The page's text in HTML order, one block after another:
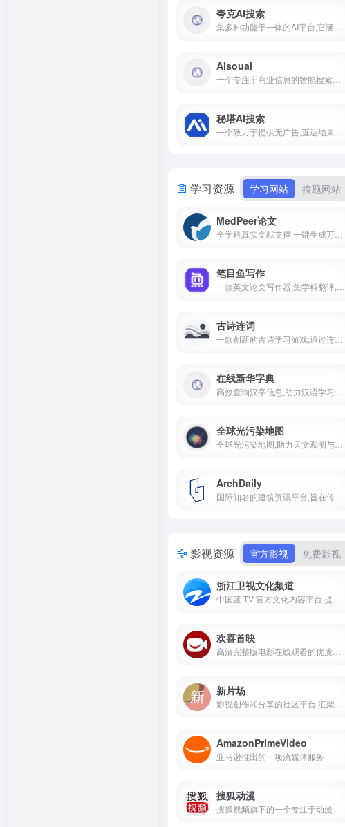
夸克AI搜索
集多种功能于一体的AI平台,它涵盖了AI搜索,AI生图,AI写作,翻译,格式转换等多个实用功能
Aisouai
一个专注于商业信息的智能搜索AI问答平台
秘塔AI搜索
一个致力于提供无广告,直达结果的AI搜索引擎
学习资源 学习网站 搜题网站
MedPeer论文
全学科真实文献支撑 一键生成万字学术综述,科研论文写作高效辅助工具
笔目鱼写作
一款英文论文写作器,集学科翻译,学科润色,改写,SCI高分例句,降AIGC,AIGC检测,为一体的云端论文写作器
古诗连词
一款创新的古诗学习游戏,通过连接文字的趣味玩法,让古诗词学习变得简单有趣
在线新华字典
高效查询汉字信息,助力汉语学习与应用
全球光污染地图
全球光污染地图,助力天文观测与环境保护
ArchDaily
国际知名的建筑资讯平台,旨在传播全球范围内的建筑项目,设计思想和行业动态
影视资源 官方影视 免费影视
浙江卫视文化频道
中国蓝 TV 官方文化内容平台 提供热门综艺高分纪录片 音乐旅行亲子综艺在线观看
欢喜首映
高清完整版电影在线观看的优质选择
新片场
影视创作和分享的社区平台,汇聚了众多创作者的作品,涵盖广告,短片,MV,纪录片等多种类型
AmazonPrimeVideo
亚马逊推出的一项流媒体服务
搜狐动漫
搜狐视频旗下的一个专注于动漫内容的在线平台